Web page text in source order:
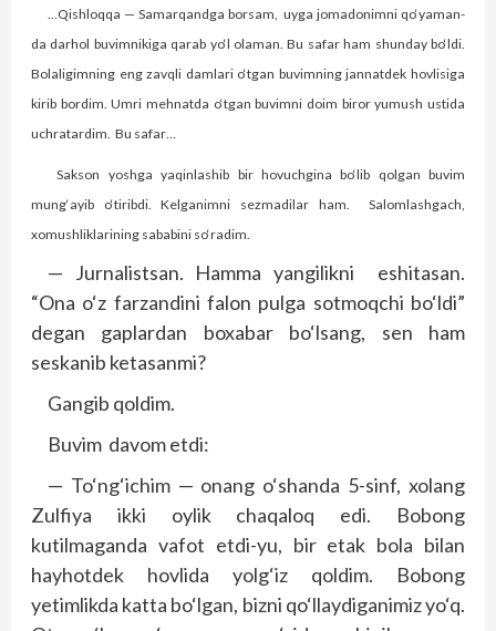
…Qishloqqa — Samarqandga borsam, uyga jomadonimni qo‘yaman-
da darhol buvimnikiga qarab yo‘l olaman. Bu safar ham shunday bo‘ldi.
Bolaligimning eng zavqli damlari o‘tgan buvimning jannatdek hovlisiga
kirib bordim. Umri mehnatda o‘tgan buvimni doim biror yumush ustida
uchratardim. Bu safar…
Sakson yoshga yaqinlashib bir hovuchgina bo‘lib qolgan buvim
mung‘ayib o‘tiribdi. Kelganimni sezmadilar ham. Salomlashgach,
xomushliklarining sababini so‘radim.
— Jurnalistsan. Hamma yangilikni eshitasan.
“Ona o‘z farzandini falon pulga sotmoqchi bo‘ldi”
degan gaplardan boxabar bo‘lsang, sen ham
seskanib ketasanmi?
Gangib qoldim.
Buvim davom etdi:
— To‘ng‘ichim — onang o‘shanda 5-sinf, xolang
Zulfiya ikki oylik chaqaloq edi. Bobong
kutilmaganda vafot etdi-yu, bir etak bola bilan
hayhotdek hovlida yolg‘iz qoldim. Bobong
yetimlikda katta bo‘lgan, bizni qo‘llaydiganimiz yo‘q.